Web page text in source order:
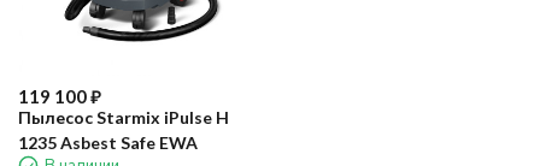
119 100₽
Пылесос Starmix iPulse H
1235 Asbest Safe EWA